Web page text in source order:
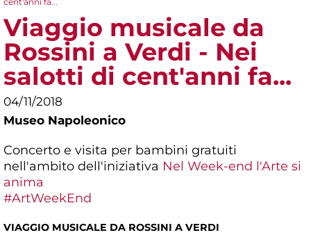
Viaggio musicale da
Rossini a Verdi - Nei
salotti di cent'anni fa...
04/11/2018
Museo Napoleonico
Concerto e visita per bambini gratuiti
nell'ambito dell'iniziativa Nel Week-end l'Arte si
anima
#ArtWeekEnd
VIAGGIO MUSICALE DA ROSSINI A VERDI